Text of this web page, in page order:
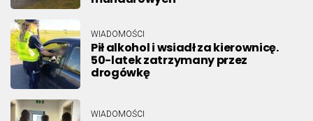
WIADOMOŚCI
Pił alkohol i wsiadł za kierownicę.
50-latek zatrzymany przez
drogówkę
WIADOMOŚCI